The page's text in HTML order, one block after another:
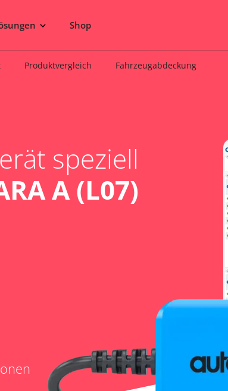
Shop
Produktvergleich Fahrzeugabdeckung
speziell
A (L07)